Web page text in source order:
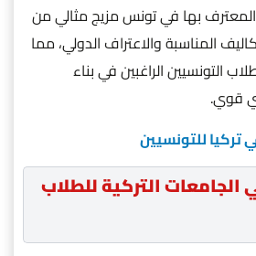
المعترف بها في تونس مزيج مثالي من
المناسبة والاعتراف الدولي، مما
التونسيين الراغبين في بناء
قوي.
تركيا للتونسيين
التركية للطلاب